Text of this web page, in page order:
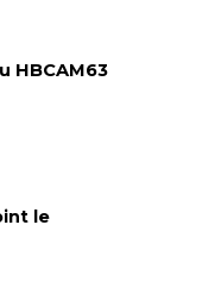
HBCAM63
le